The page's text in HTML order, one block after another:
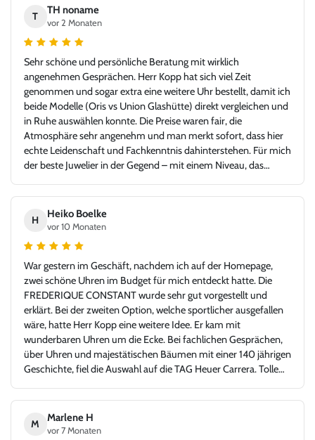
T
TH noname
vor 2 Monaten
Sehr schöne und persönliche Beratung mit wirklich
angenehmen Gesprächen. Herr Kopp hat sich viel Zeit
genommen und sogar extra eine weitere Uhr bestellt, damit ich
beide Modelle (Oris vs Union Glashütte) direkt vergleichen und
in Ruhe auswählen konnte. Die Preise waren fair, die
Atmosphäre sehr angenehm und man merkt sofort, dass hier
echte Leidenschaft und Fachkenntnis dahinterstehen. Für mich
der beste Juwelier in der Gegend – mit einem Niveau, das
sehr froh, Juwelier Kopp gefunden zu haben, und werde
definitiv wiederkommen. Klare Empfehlung!
H
Heiko Boelke
vor 10 Monaten
War gestern im Geschäft, nachdem ich auf der Homepage,
zwei schöne Uhren im Budget für mich entdeckt hatte. Die
FREDERIQUE CONSTANT wurde sehr gut vorgestellt und
erklärt. Bei der zweiten Option, welche sportlicher ausgefallen
wäre, hatte Herr Kopp eine weitere Idee. Er kam mit
wunderbaren Uhren um die Ecke. Bei fachlichen Gesprächen,
über Uhren und majestätischen Bäumen mit einer 140 jährigen
Geschichte, fiel die Auswahl auf die TAG Heuer Carrera. Tolle
M
Marlene H
vor 7 Monaten